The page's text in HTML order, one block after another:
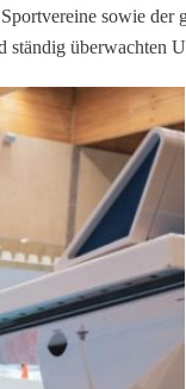
sowie der
ständig überwachten